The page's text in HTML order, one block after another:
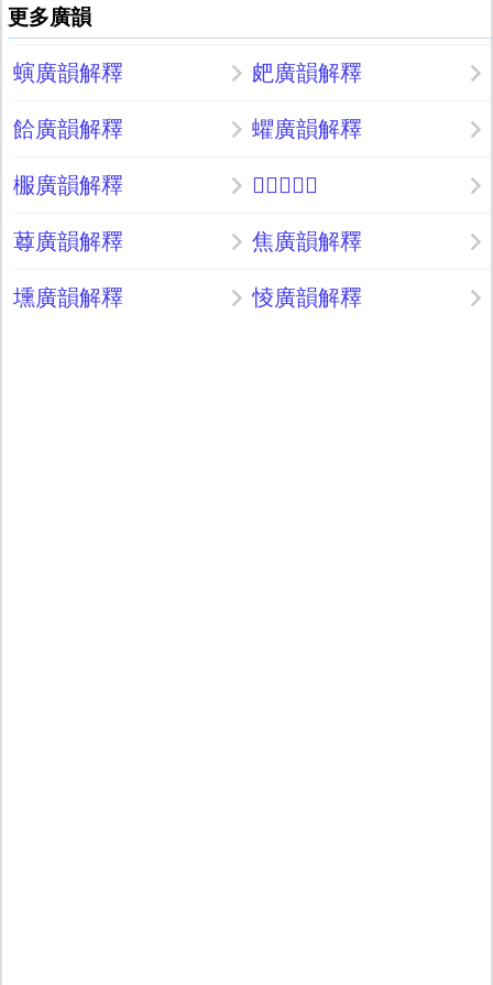
更多廣韻
螾廣韻解釋 㿬廣韻解釋
餄廣韻解釋 蠷廣韻解釋
棴廣韻解釋 𩿇廣韻解釋
䔿廣韻解釋 焦廣韻解釋
壎廣韻解釋 㥄廣韻解釋